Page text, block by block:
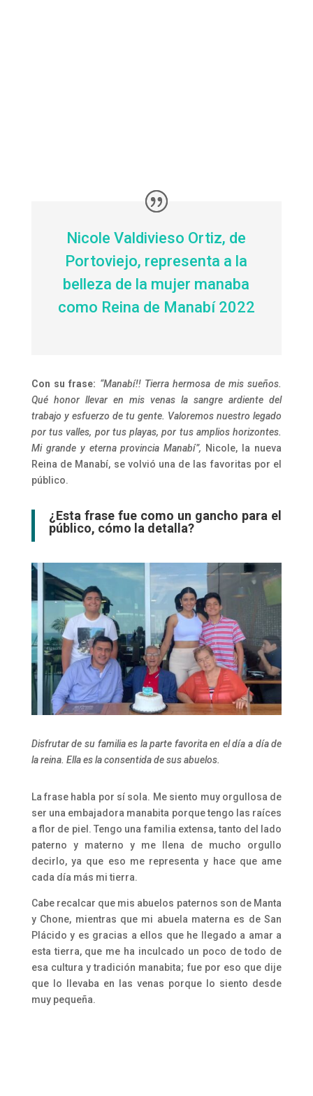
Nicole Valdivieso Ortiz, de
Portoviejo, representa a la
belleza de la mujer manaba
como Reina de Manabí 2022
Con su frase: “Manabí!! Tierra hermosa de mis sueños.
Qué honor llevar en mis venas la sangre ardiente del
trabajo y esfuerzo de tu gente. Valoremos nuestro legado
por tus valles, por tus playas, por tus amplios horizontes.
Mi grande y eterna provincia Manabí”, Nicole, la nueva
Reina de Manabí, se volvió una de las favoritas por el
público.
¿Esta frase fue como un gancho para el
público, cómo la detalla?
Disfrutar de su familia es la parte favorita en el día a día de
la reina. Ella es la consentida de sus abuelos.
La frase habla por sí sola. Me siento muy orgullosa de
ser una embajadora manabita porque tengo las raíces
a flor de piel. Tengo una familia extensa, tanto del lado
paterno y materno y me llena de mucho orgullo
decirlo, ya que eso me representa y hace que ame
cada día más mi tierra.
Cabe recalcar que mis abuelos paternos son de Manta
y Chone, mientras que mi abuela materna es de San
Plácido y es gracias a ellos que he llegado a amar a
esta tierra, que me ha inculcado un poco de todo de
esa cultura y tradición manabita; fue por eso que dije
que lo llevaba en las venas porque lo siento desde
muy pequeña.